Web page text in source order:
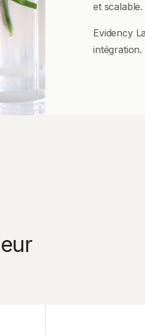
et scalable.
Evidency
intégration.